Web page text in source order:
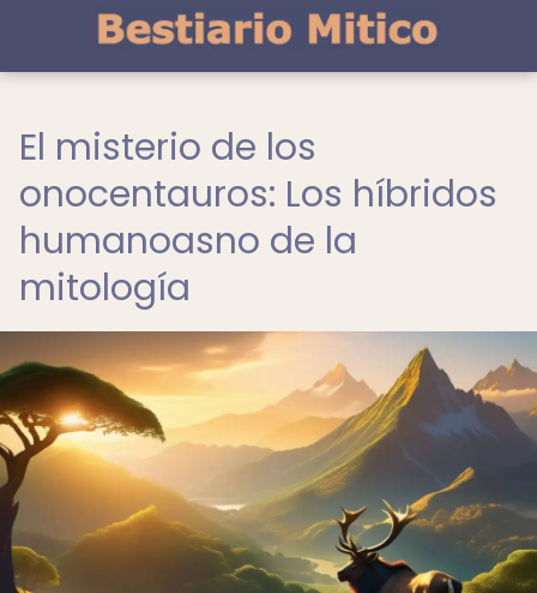
El misterio de los
onocentauros: Los híbridos
humanoasno de la
mitología